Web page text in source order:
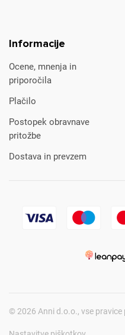
Informacije
Ocene, mnenja in
priporočila
Plačilo
Postopek obravnave
pritožbe
Dostava in prevzem
© 2026 Anni d.o.o., vse pravice